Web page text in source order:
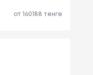
от 160188 тенге